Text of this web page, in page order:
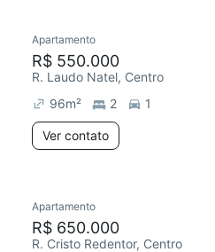
Apartamento
R$ 550.000
R. Laudo Natel, Centro
96m² 2 1
Ver contato
Apartamento
R$ 650.000
R. Cristo Redentor, Centro